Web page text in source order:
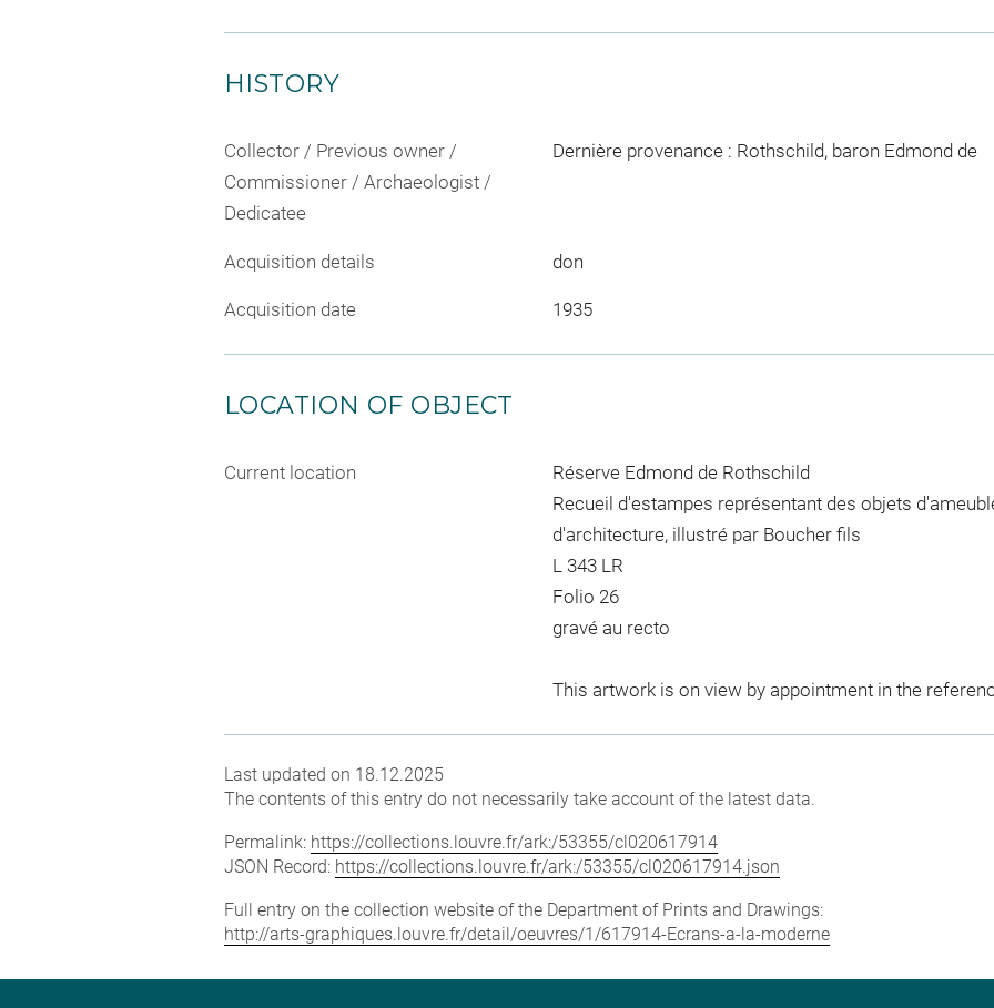
HISTORY
Collector / Previous owner /
Commissioner / Archaeologist /
Dedicatee
Dernière provenance : Rothschild, baron Edmond de
Acquisition details don
Acquisition date 1935
LOCATION OF OBJECT
Current location
Réserve Edmond de Rothschild
Recueil d'estampes représentant des objets
d'architecture, illustré par Boucher fils
L 343 LR
Folio 26
gravé au recto
This artwork is on view by appointment in the
Last updated on 18.12.2025
The contents of this entry do not necessarily take account of the latest data.
Permalink: https://collections.louvre.fr/ark:/53355/cl020617914
JSON Record: https://collections.louvre.fr/ark:/53355/cl020617914.json
Full entry on the collection website of the Department of Prints and Drawings:
http://arts-graphiques.louvre.fr/detail/oeuvres/1/617914-Ecrans-a-la-moderne